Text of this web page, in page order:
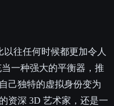
以往任何时候都更加令人
一种强大的平衡器，推
己独特的虚拟身份变为
资深 3D 艺术家，还是一